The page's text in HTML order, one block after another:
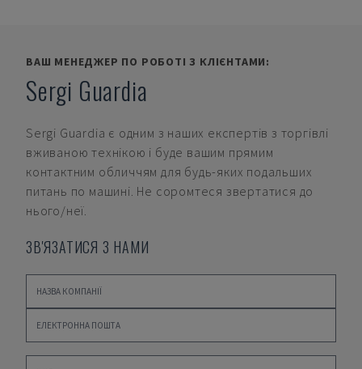
ВАШ МЕНЕДЖЕР ПО РОБОТІ З КЛІЄНТАМИ:
Sergi Guardia
Sergi Guardia є одним з наших експертів з торгівлі
вживаною технікою і буде вашим прямим
контактним обличчям для будь-яких подальших
питань по машині. Не соромтеся звертатися до
нього/неї.
ЗВ'ЯЗАТИСЯ З НАМИ